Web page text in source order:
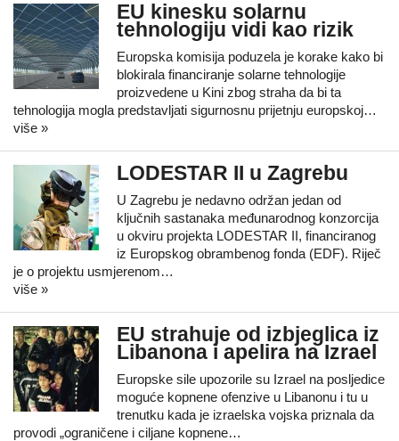
EU kinesku solarnu
tehnologiju vidi kao rizik
Europska komisija poduzela je korake kako bi
blokirala financiranje solarne tehnologije
proizvedene u Kini zbog straha da bi ta
tehnologija mogla predstavljati sigurnosnu prijetnju europskoj…
više »
LODESTAR II u Zagrebu
U Zagrebu je nedavno održan jedan od
ključnih sastanaka međunarodnog konzorcija
u okviru projekta LODESTAR II, financiranog
iz Europskog obrambenog fonda (EDF). Riječ
je o projektu usmjerenom…
više »
EU strahuje od izbjeglica iz
Libanona i apelira na Izrael
Europske sile upozorile su Izrael na posljedice
moguće kopnene ofenzive u Libanonu i tu u
trenutku kada je izraelska vojska priznala da
provodi „ograničene i ciljane kopnene…